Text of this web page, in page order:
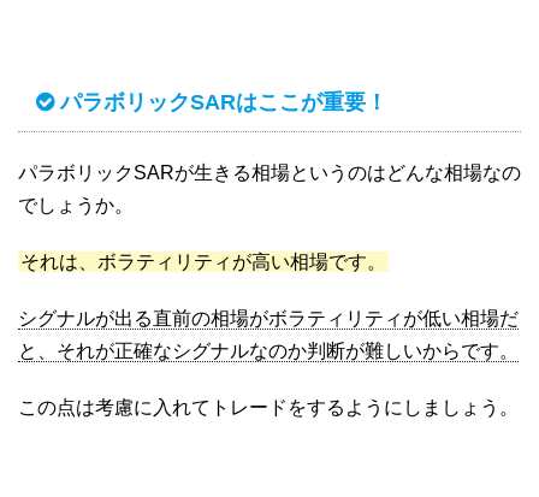
パラボリックSARはここが重要！
パラボリックSARが生きる相場というのはどんな相場なの
でしょうか。
それは、ボラティリティが高い相場です。
シグナルが出る直前の相場がボラティリティが低い相場だ
と、それが正確なシグナルなのか判断が難しいからです。
この点は考慮に入れてトレードをするようにしましょう。